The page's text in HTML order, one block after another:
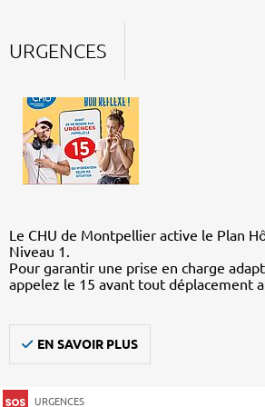
URGENCES
Le CHU de Montpellier active le Plan
Niveau 1.
Pour garantir une prise en charge
appelez le 15 avant tout déplacement
EN SAVOIR PLUS
URGENCES